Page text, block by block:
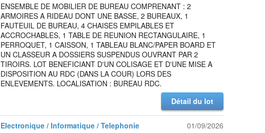
ENSEMBLE DE MOBILIER DE BUREAU COMPRENANT : 2
ARMOIRES A RIDEAU DONT UNE BASSE, 2 BUREAUX, 1
FAUTEUIL DE BUREAU, 4 CHAISES EMPILABLES ET
ACCROCHABLES, 1 TABLE DE REUNION RECTANGULAIRE, 1
PERROQUET, 1 CAISSON, 1 TABLEAU BLANC/PAPER BOARD ET
UN CLASSEUR A DOSSIERS SUSPENDUS OUVRANT PAR 2
TIROIRS. LOT BENEFICIANT D'UN COLISAGE ET D'UNE MISE A
DISPOSITION AU RDC (DANS LA COUR) LORS DES
ENLEVEMENTS. LOCALISATION : BUREAU RDC.
Détail du lot
Electronique / Informatique / Telephonie 01/09/2026